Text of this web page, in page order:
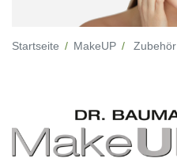
Startseite MakeUP Zubehör